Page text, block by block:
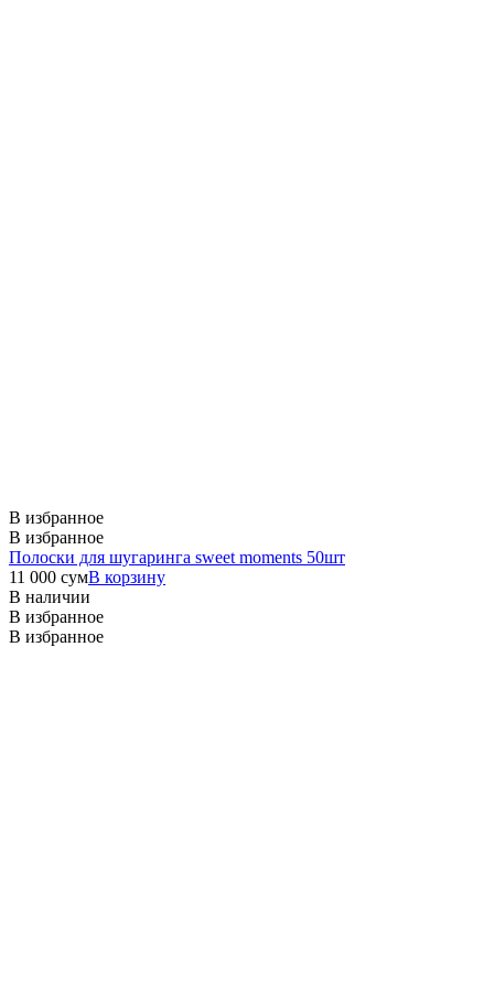
В избранное
В избранное
Полоски для шугаринга sweet moments 50шт
11 000 сумВ корзину
В наличии
В избранное
В избранное